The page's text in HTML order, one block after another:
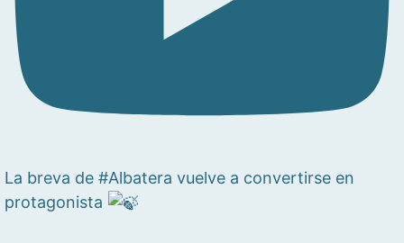
La breva de #Albatera vuelve a convertirse en
protagonista